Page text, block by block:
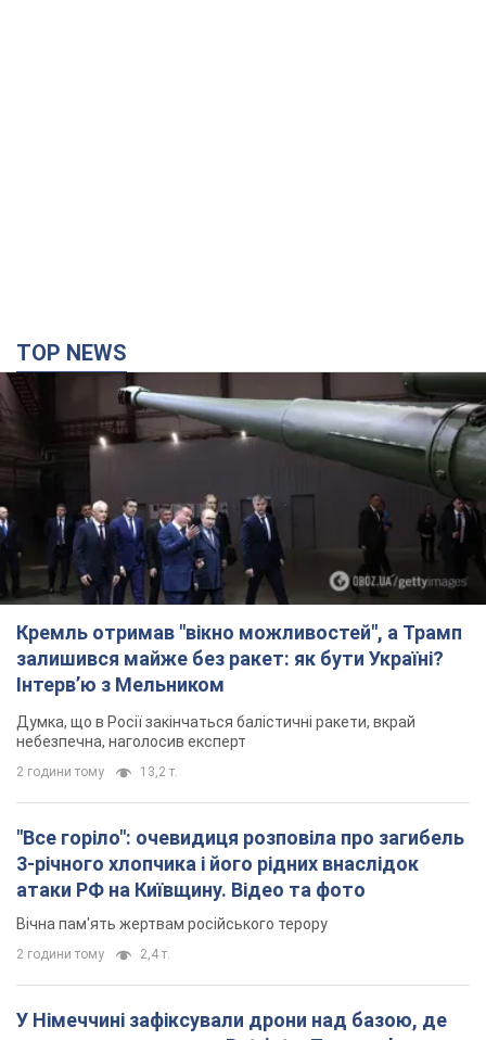
TOP NEWS
Кремль отримав "вікно можливостей", а Трамп
залишився майже без ракет: як бути Україні?
Інтерв’ю з Мельником
Думка, що в Росії закінчаться балістичні ракети, вкрай
небезпечна, наголосив експерт
2 години тому 13,2 т.
"Все горіло": очевидиця розповіла про загибель
3-річного хлопчика і його рідних внаслідок
атаки РФ на Київщину. Відео та фото
Вічна пам'ять жертвам російського терору
2 години тому 2,4 т.
У Німеччині зафіксували дрони над базою, де